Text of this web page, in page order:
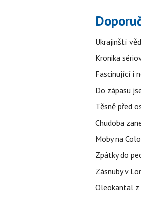
Ukrajinští
Kronika
Fascinující i
Do zápasu
Těsně před
Chudoba
Moby na
Zpátky do
Zásnuby v
Oleokantal